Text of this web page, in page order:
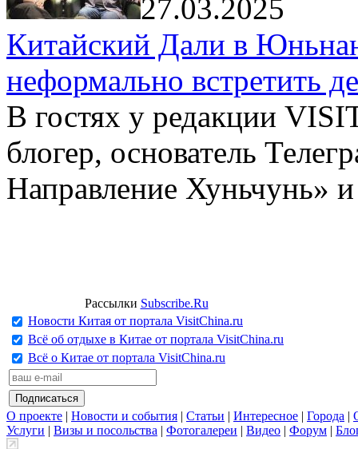
27.03.2025
Китайский Дали в
неформально встретить
В гостях у редакции
блогер, основатель
Направление Хуньчунь»
Рассылки Subscribe.Ru
Новости Китая от портала VisitChina.ru
Всё об отдыхе в Китае от портала VisitChina.ru
Всё о Китае от портала VisitChina.ru
О проекте | Новости и события | Статьи | Интересное | Города |
Услуги | Визы и посольства | Фотогалереи | Видео | Форум |